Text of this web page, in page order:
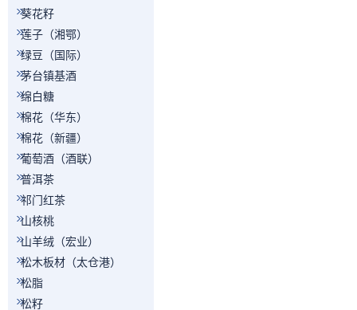
葵花籽
莲子（湘鄂）
绿豆（国际）
茅台镇基酒
绵白糖
棉花（华东）
棉花（新疆）
葡萄酒（酒联）
普洱茶
祁门红茶
山核桃
山羊绒（宏业）
松木板材（太仓港）
松脂
松籽